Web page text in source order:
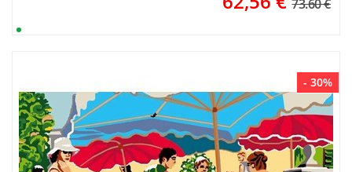
73.60 €
- 30%